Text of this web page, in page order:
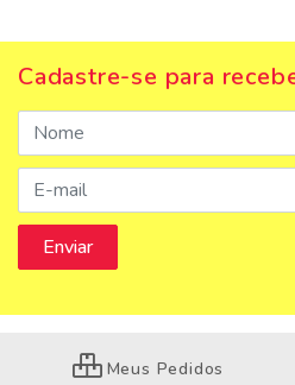
Cadastre-se para
Meus Pedidos